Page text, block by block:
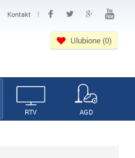
Kontakt |
Ulubione (0)
RTV AGD